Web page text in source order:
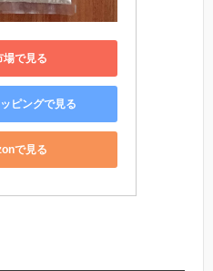
場で見る
ピングで見る
で見る